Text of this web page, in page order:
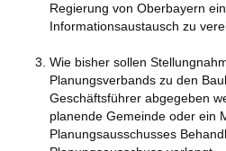
Regierung von Oberbayern
Informationsaustausch zu
Wie bisher sollen
Planungsverbands zu den
Geschäftsführer abgegeben
planende Gemeinde oder ein
Planungsausschusses